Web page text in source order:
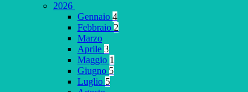
2026
Gennaio 4
Febbraio 2
Marzo
Aprile 3
Maggio 1
Giugno 5
Luglio 5